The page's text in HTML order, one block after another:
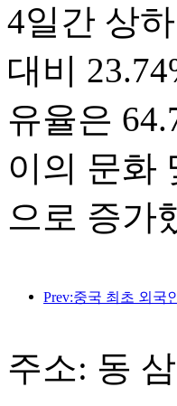
4일간 상
대비
유율은
이의 문화
으로 증가
주소: 동